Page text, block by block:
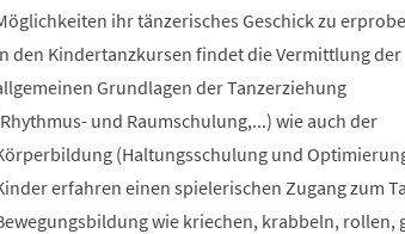
ihr tänzerisches Geschick zu
den Kindertanzkursen findet die Vermittlung der
Grundlagen der Tanzerziehung
und Raumschulung,...) wie auch der
(Haltungsschulung und
erfahren einen spielerischen Zugang zum
wie kriechen, krabbeln, rollen,